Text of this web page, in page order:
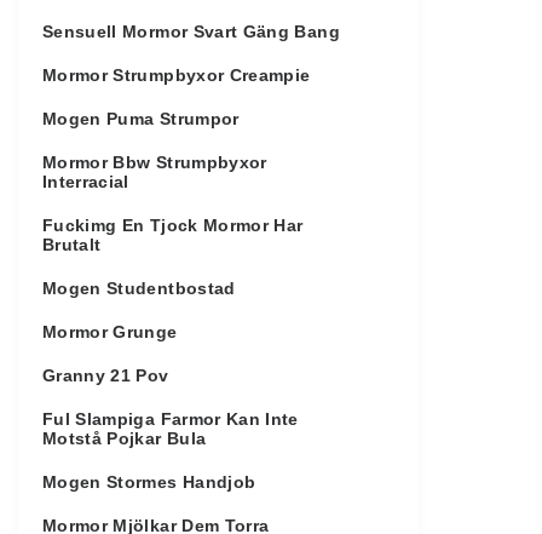
Sensuell Mormor Svart Gäng Bang
Mormor Strumpbyxor Creampie
Mogen Puma Strumpor
Mormor Bbw Strumpbyxor
Interracial
Fuckimg En Tjock Mormor Har
Brutalt
Mogen Studentbostad
Mormor Grunge
Granny 21 Pov
Ful Slampiga Farmor Kan Inte
Motstå Pojkar Bula
Mogen Stormes Handjob
Mormor Mjölkar Dem Torra